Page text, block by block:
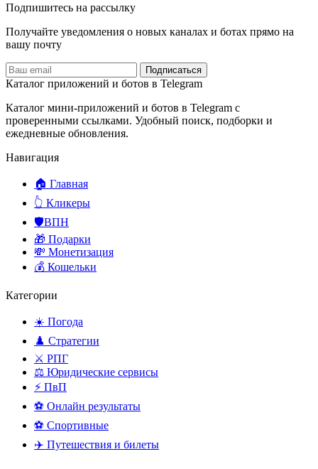
Подпишитесь на рассылку
Получайте уведомления о новых каналах и ботаx прямо на
вашу почту
Подписаться
Каталог приложений и ботов в Telegram
Каталог мини-приложений и ботов в Telegram с
проверенными ссылками. Удобный поиск, подборки и
ежедневные обновления.
Навигация
🏠 Главная
👆 Кликеры
🛡️ВПН
🎁 Подарки
💸 Монетизация
💰 Кошельки
Категории
☀️ Погода
♟️ Стратегии
⚔️ РПГ
⚖️ Юридические сервисы
⚡ ПвП
⚽ Онлайн результаты
⚽ Спортивные
✈️ Путешествия и билеты